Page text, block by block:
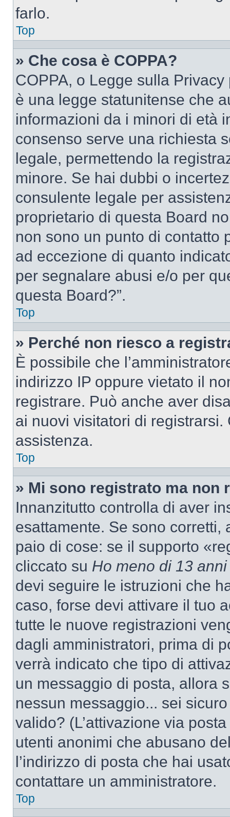
farlo.
Top
» Che cosa è COPPA?
COPPA, o Legge sulla
è una legge statunitense che
informazioni da i minori di età
consenso serve una richiesta
legale, permettendo la
minore. Se hai dubbi o
consulente legale per
proprietario di questa Board
non sono un punto di contatto
ad eccezione di quanto
per segnalare abusi e/o per
questa Board?”.
Top
» Perché non riesco a
È possibile che
indirizzo IP oppure vietato il
registrare. Può anche aver
ai nuovi visitatori di
assistenza.
Top
» Mi sono registrato ma non
Innanzitutto controlla di aver
esattamente. Se sono
paio di cose: se il supporto
cliccato su Ho meno di 13 anni
devi seguire le istruzioni che
caso, forse devi attivare il tuo
tutte le nuove registrazioni
dagli amministratori, prima di
verrà indicato che tipo di
un messaggio di posta, allora
nessun messaggio... sei
valido? (L’attivazione via
utenti anonimi che abusano
l’indirizzo di posta che hai
contattare un amministratore.
Top